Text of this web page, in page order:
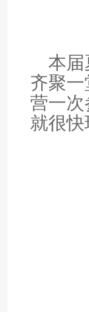
本届
齐聚
营一
就很